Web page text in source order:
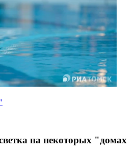
на некоторых "домах